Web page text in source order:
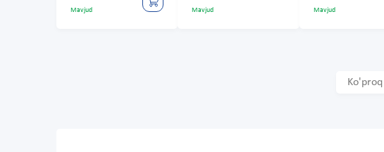
Mavjud Mavjud Mavjud